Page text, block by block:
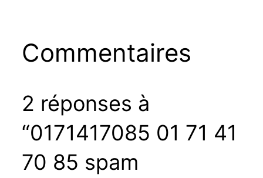
Commentaires
2 réponses à
“0171417085 01 71 41
70 85 spam